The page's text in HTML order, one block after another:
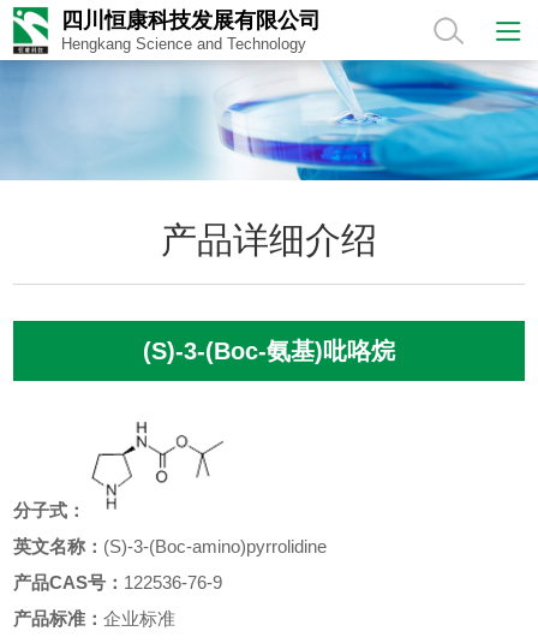
四川恒康科技发展有限公司
Hengkang Science and Technology
产品详细介绍
(S)-3-(Boc-氨基)吡咯烷
分子式：
英文名称： (S)-3-(Boc-amino)pyrrolidine
产品CAS号： 122536-76-9
产品标准：企业标准